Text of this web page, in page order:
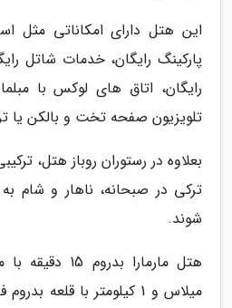
این هتل دارای امکاناتی مثل
رایگان، اتاق های لوکس با
تلویزیون صفحه تخت و بالکن
بعلاوه در رستوران روباز هتل،
ترکی در صبحانه، ناهار و شام
شوند.
هتل مارمارا
میلاس و 1 کیلومتر با قلعه